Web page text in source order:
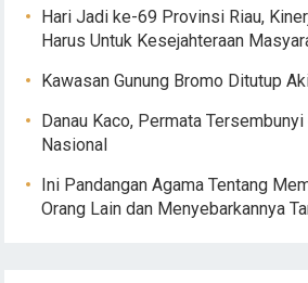
Hari Jadi ke-69 Provinsi Riau,
Harus Untuk Kesejahteraan
Kawasan Gunung Bromo Ditutup
Danau Kaco, Permata
Nasional
Ini Pandangan Agama Tentang
Orang Lain dan Menyebarkannya